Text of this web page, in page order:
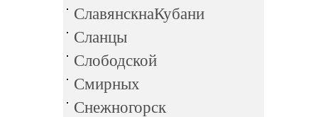
СлавянскнаКубани
Сланцы
Слободской
Смирных
Снежногорск